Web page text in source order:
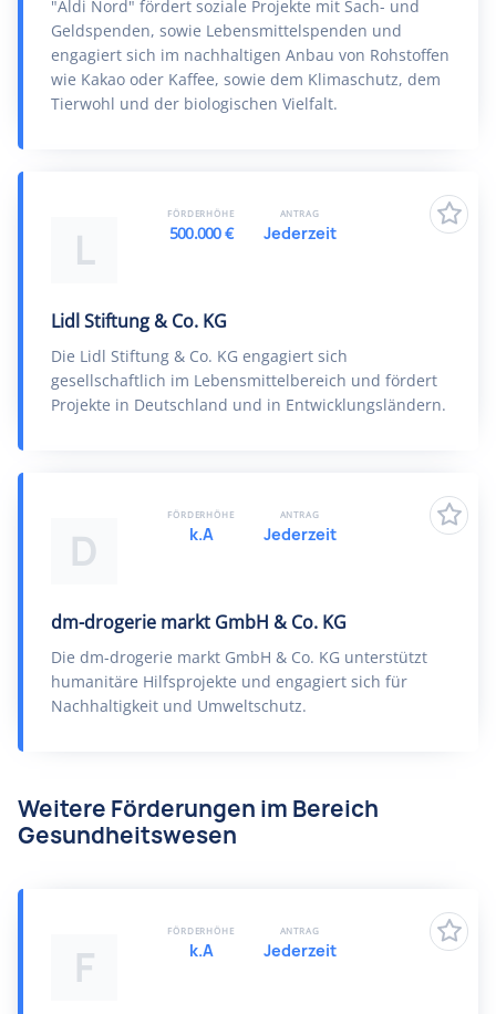
"Aldi Nord" fördert soziale Projekte mit Sach- und
Geldspenden, sowie Lebensmittelspenden und
engagiert sich im nachhaltigen Anbau von Rohstoffen
wie Kakao oder Kaffee, sowie dem Klimaschutz, dem
Tierwohl und der biologischen Vielfalt.
L
Lidl Stiftung & Co. KG
Die Lidl Stiftung & Co. KG engagiert sich
gesellschaftlich im Lebensmittelbereich und fördert
Projekte in Deutschland und in Entwicklungsländern.
FÖRDERHÖHE
500.000 €
ANTRAG
Jederzeit
D
dm-drogerie markt GmbH & Co. KG
Die dm-drogerie markt GmbH & Co. KG unterstützt
humanitäre Hilfsprojekte und engagiert sich für
Nachhaltigkeit und Umweltschutz.
FÖRDERHÖHE
k.A
ANTRAG
Jederzeit
Weitere Förderungen im Bereich
Gesundheitswesen
F
FÖRDERHÖHE
k.A
ANTRAG
Jederzeit